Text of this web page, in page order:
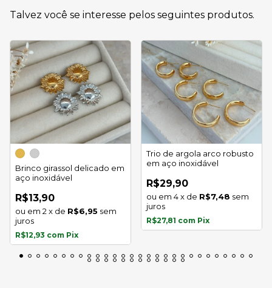
Talvez você se interesse pelos seguintes produtos.
Brinco girassol delicado em
aço inoxidável
R$13,90
2 x de R$6,95 sem
juros
R$12,93 com Pix
Trio de argola arco robusto
em aço inoxidável
R$29,90
4x de R$7,48 sem
juros
R$27,81 com Pix